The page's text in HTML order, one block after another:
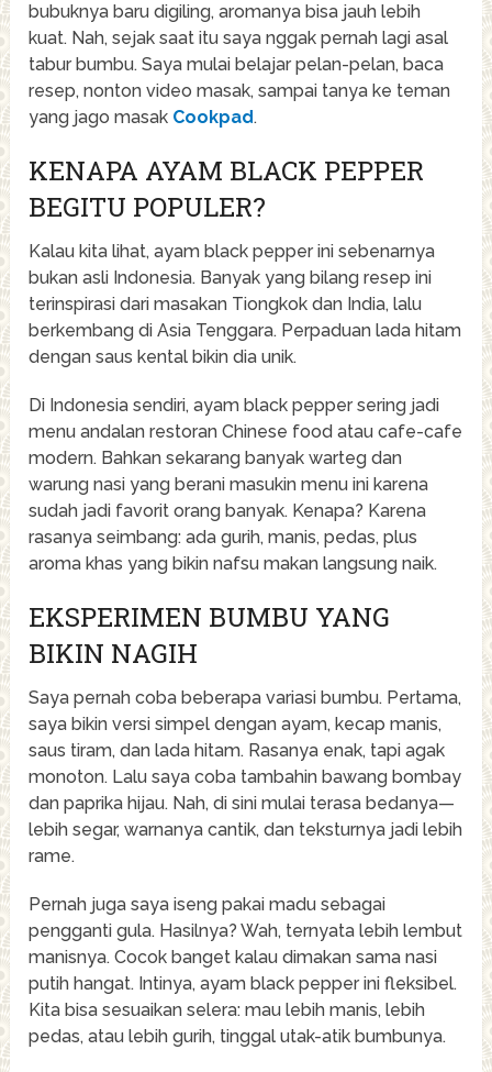
bubuknya baru digiling, aromanya bisa jauh lebih
kuat. Nah, sejak saat itu saya nggak pernah lagi asal
tabur bumbu. Saya mulai belajar pelan-pelan, baca
resep, nonton video masak, sampai tanya ke teman
yang jago masak Cookpad.
KENAPA AYAM BLACK PEPPER
BEGITU POPULER?
Kalau kita lihat, ayam black pepper ini sebenarnya
bukan asli Indonesia. Banyak yang bilang resep ini
terinspirasi dari masakan Tiongkok dan India, lalu
berkembang di Asia Tenggara. Perpaduan lada hitam
dengan saus kental bikin dia unik.
Di Indonesia sendiri, ayam black pepper sering jadi
menu andalan restoran Chinese food atau cafe-cafe
modern. Bahkan sekarang banyak warteg dan
warung nasi yang berani masukin menu ini karena
sudah jadi favorit orang banyak. Kenapa? Karena
rasanya seimbang: ada gurih, manis, pedas, plus
aroma khas yang bikin nafsu makan langsung naik.
EKSPERIMEN BUMBU YANG
BIKIN NAGIH
Saya pernah coba beberapa variasi bumbu. Pertama,
saya bikin versi simpel dengan ayam, kecap manis,
saus tiram, dan lada hitam. Rasanya enak, tapi agak
monoton. Lalu saya coba tambahin bawang bombay
dan paprika hijau. Nah, di sini mulai terasa bedanya—
lebih segar, warnanya cantik, dan teksturnya jadi lebih
rame.
Pernah juga saya iseng pakai madu sebagai
pengganti gula. Hasilnya? Wah, ternyata lebih lembut
manisnya. Cocok banget kalau dimakan sama nasi
putih hangat. Intinya, ayam black pepper ini fleksibel.
Kita bisa sesuaikan selera: mau lebih manis, lebih
pedas, atau lebih gurih, tinggal utak-atik bumbunya.